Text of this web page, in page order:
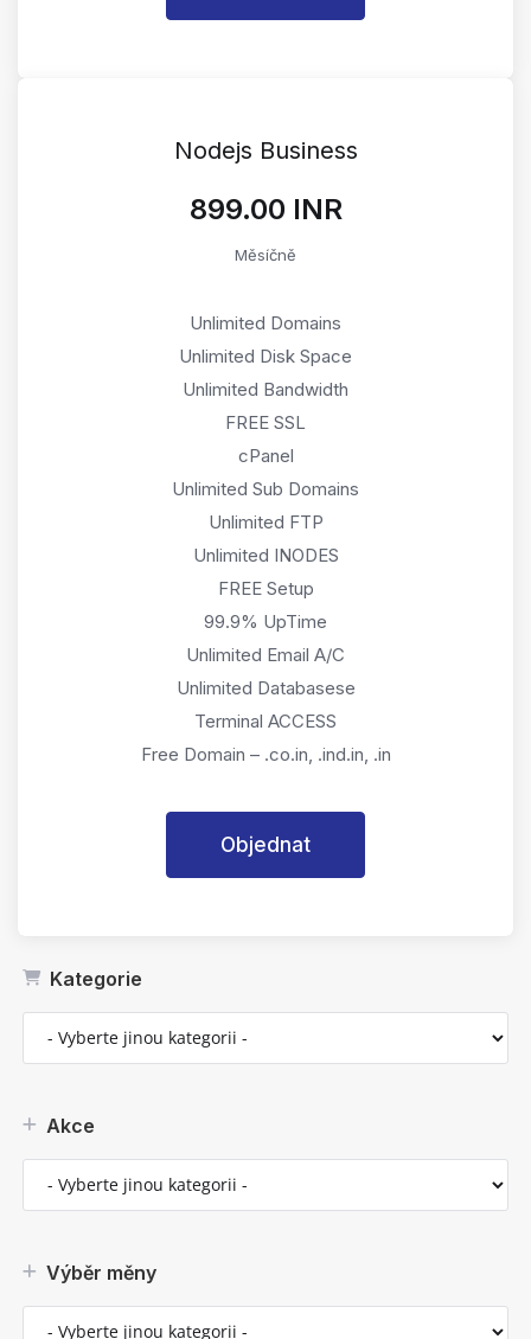
Kategorie
Akce
Výběr měny
Nodejs Business
₹899.00 INR
Měsíčně
Unlimited Domains
Unlimited Disk Space
Unlimited Bandwidth
FREE SSL
cPanel
Unlimited Sub Domains
Unlimited FTP
Unlimited INODES
FREE Setup
99.9% UpTime
Unlimited Email A/C
Unlimited Databasese
Terminal ACCESS
Free Domain – .co.in, .ind.in, .in
Objednat